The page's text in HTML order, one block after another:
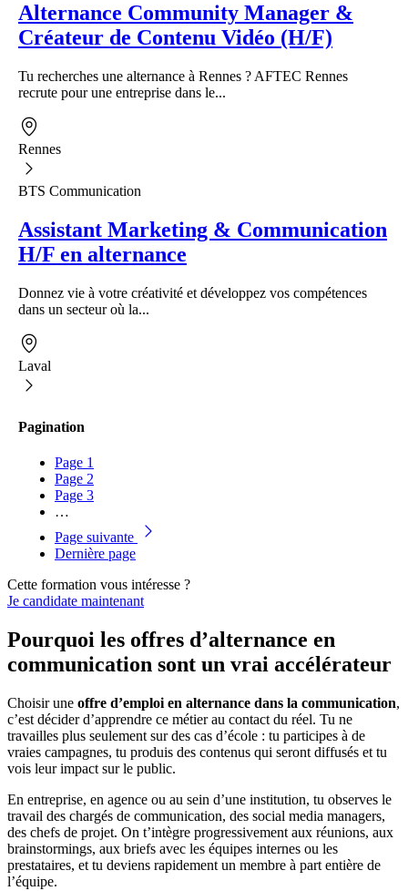
Alternance Community Manager &
Créateur de Contenu Vidéo (H/F)
Tu recherches une alternance à Rennes ? AFTEC Rennes
recrute pour une entreprise dans le...
Rennes
BTS Communication
Assistant Marketing & Communication
H/F en alternance
Donnez vie à votre créativité et développez vos compétences
dans un secteur où la...
Laval
Pagination
Page 1
Page 2
Page 3
…
Page suivante
Dernière page
Cette formation vous intéresse ?
Je candidate maintenant
Pourquoi les offres d’alternance en
communication sont un vrai accélérateur
Choisir une offre d’emploi en alternance dans la communication,
c’est décider d’apprendre ce métier au contact du réel. Tu ne
travailles plus seulement sur des cas d’école : tu participes à de
vraies campagnes, tu produis des contenus qui seront diffusés et tu
vois leur impact sur le public.
En entreprise, en agence ou au sein d’une institution, tu observes le
travail des chargés de communication, des social media managers,
des chefs de projet. On t’intègre progressivement aux réunions, aux
brainstormings, aux briefs avec les équipes internes ou les
prestataires, et tu deviens rapidement un membre à part entière de
l’équipe.